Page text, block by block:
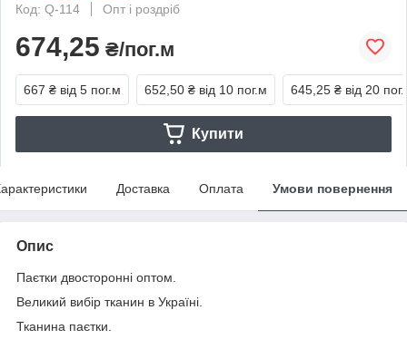
Код: Q-114
Опт і роздріб
674,25 ₴/пог.м
667 ₴ від 5 пог.м 652,50 ₴ від 10 пог.м 645,25 ₴ від 20
Купити
Доставка Оплата Умови повернення
Опис
Паєтки двосторонні оптом.
Великий вибір тканин в Україні.
Тканина паєтки.